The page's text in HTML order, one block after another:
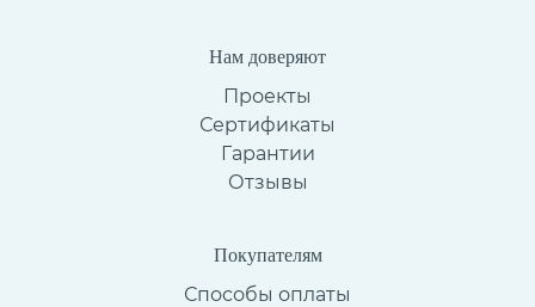
Нам доверяют
Проекты
Сертификаты
Гарантии
Отзывы
Покупателям
Способы оплаты